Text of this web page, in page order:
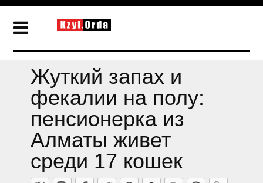
Жуткий запах и
фекалии на полу:
пенсионерка из
Алматы живет
среди 17 кошек